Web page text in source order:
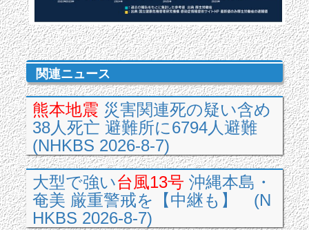
関連ニュース
熊本地震 災害関連死の疑い含め
38人死亡 避難所に6794人避難
(NHKBS 2026-8-7)
大型で強い台風13号 沖縄本島・
奄美 厳重警戒を【中継も】 (N
HKBS 2026-8-7)